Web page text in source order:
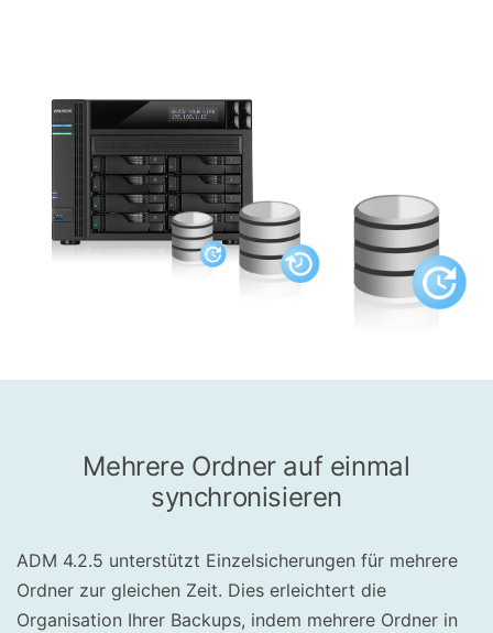
Mehrere Ordner auf einmal
synchronisieren
ADM 4.2.5 unterstützt Einzelsicherungen für mehrere
Ordner zur gleichen Zeit. Dies erleichtert die
Organisation Ihrer Backups, indem mehrere Ordner in